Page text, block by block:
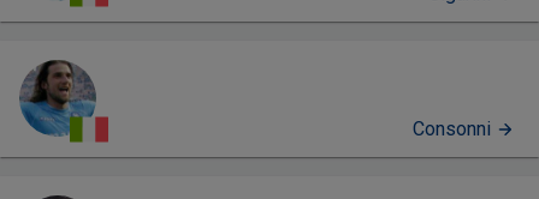
Consonni